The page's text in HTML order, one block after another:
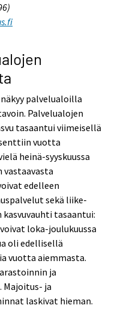
palvelualoilla
Palvelualojen
tasaantui viimeisellä
vuotta
heinä-syyskuussa
vastaavasta
edelleen
sekä liike-
tasaantui:
loka-joulukuussa
oli edellisellä
vuotta aiemmasta.
ja
ja
laskivat hieman.